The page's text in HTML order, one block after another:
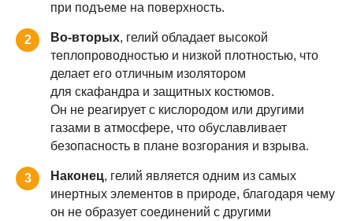
при подъеме на поверхность.
2 Во-вторых, гелий обладает высокой
теплопроводностью и низкой плотностью, что
делает его отличным изолятором
для скафандра и защитных костюмов.
Он не реагирует с кислородом или другими
газами в атмосфере, что обуславливает
безопасность в плане возгорания и взрыва.
3 Наконец, гелий является одним из самых
инертных элементов в природе, благодаря чему
он не образует соединений с другими